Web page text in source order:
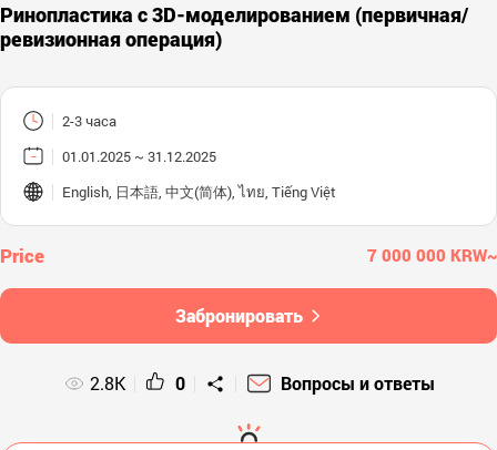
Ринопластика с 3D-моделированием (первичная/
ревизионная операция)
7 000 000 KRW~
2-3 часа
01.01.2025 ~ 31.12.2025
English, 日本語, 中文(简体), ไทย, Tiếng Việt
Забронировать
2.8K 0 Вопросы и ответы